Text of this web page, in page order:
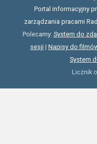
Portal informacyjny
zarządzania pracami
Polecamy: System do
sesji | Napisy do
System
Licznik